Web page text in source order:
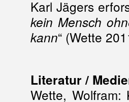
Karl Jägers
kein Mensch
kann“ (Wette
Literatur /
Wette,